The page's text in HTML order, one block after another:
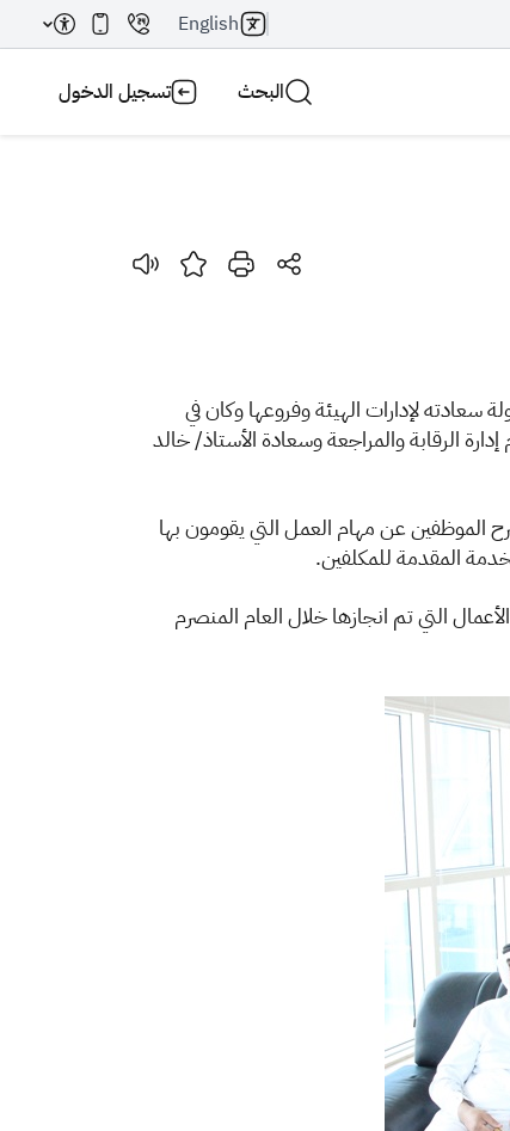
English
البحث تسجيل الدخول
وتأتي هذه الزيارة ضمن جولة سعادته لإدارات الهيئة وفروعها وكان في
الرقابة والمراجعة وسعادة الأستاذ/ خالد
الموظفين عن مهام العمل التي يقومون بها
المقدمة للمكلفين.
الفرع لعام 1437هـ واستمع الى شرح مفصل عن الأعمال التي تم انجازها خلال العام المنصرم